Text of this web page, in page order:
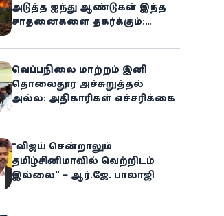
அடுத்த ஐந்து ஆண்டுகள் இந்த
சாதனைகளை தகர்க்கும்:
எச்சரிக்கை
வெப்பநிலை மாற்றம் இனி
தொலைதூர அச்சுறுத்தல்
அல்ல: அதிகாரிகள் எச்சரிக்கை
“விஜய் சென்றாலும்
தமிழ்சினிமாவில் வெற்றிடம்
இல்லை” – ஆர்.ஜே. பாலாஜி